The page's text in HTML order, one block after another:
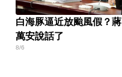
白海豚逼近放颱風假？蔣
萬安說話了
8/6